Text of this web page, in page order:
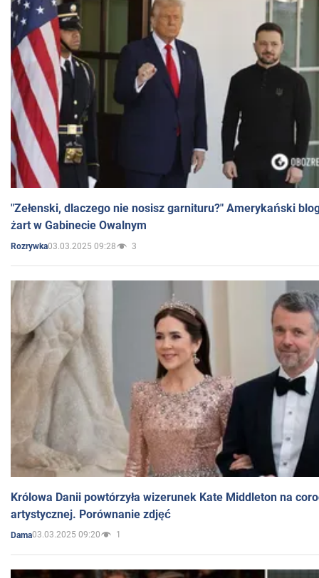
"Zełenski, dlaczego nie nosisz garnituru?" Amerykański
żart w Gabinecie Owalnym
Rozrywka03.03.2025 09:28 3
Królowa Danii powtórzyła wizerunek Kate Middleton na
artystycznej. Porównanie zdjęć
Dama03.03.2025 09:20 1